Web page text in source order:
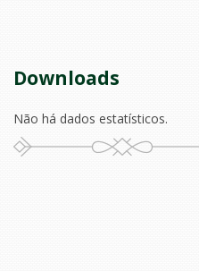
Downloads
Não há dados estatísticos.